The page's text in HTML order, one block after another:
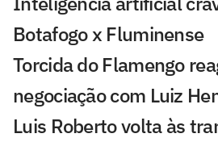
Botafogo x Fluminense
Torcida do Flamengo
negociação com Luiz
Luis Roberto volta às